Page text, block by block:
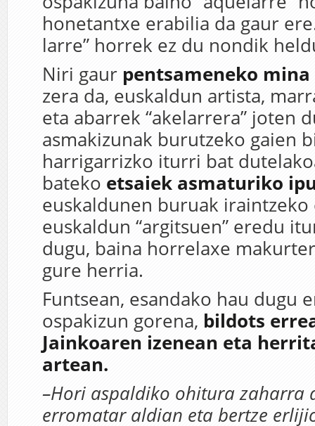
honetantxe erabilia da gaur
larre” horrek ez du nondik
Niri gaur pentsameneko mina
zera da, euskaldun artista,
eta abarrek “akelarrera” joten
asmakizunak burutzeko gaien
harrigarrizko iturri bat
bateko etsaiek asmaturiko
euskaldunen buruak iraintzeko
euskaldun “argitsuen” eredu
dugu, baina horrelaxe
gure herria.
Funtsean, esandako hau dugu
ospakizun gorena, bildots
Jainkoaren izenean eta
artean.
–Hori aspaldiko ohitura zaharra
erromatar aldian eta bertze